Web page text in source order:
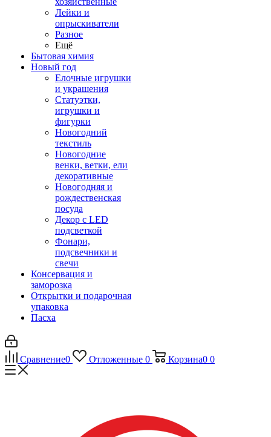
Лейки и
опрыскиватели
Разное
Ещё
Бытовая химия
Новый год
Елочные игрушки
и украшения
Статуэтки,
игрушки и
фигурки
Новогодний
текстиль
Новогодние
венки, ветки, ели
декоративные
Новогодняя и
рождественская
посуда
Декор с LED
подсветкой
Фонари,
подсвечники и
свечи
Консервация и
заморозка
Открытки и подарочная
упаковка
Пасха
Сравнение0 Отложенные 0 Корзина0 0